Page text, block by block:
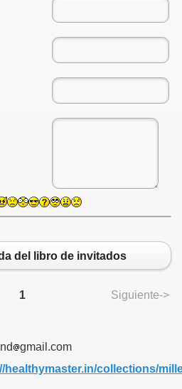
del libro de invitados
1 Siguiente->
gmail.com
healthymaster.in/collections/